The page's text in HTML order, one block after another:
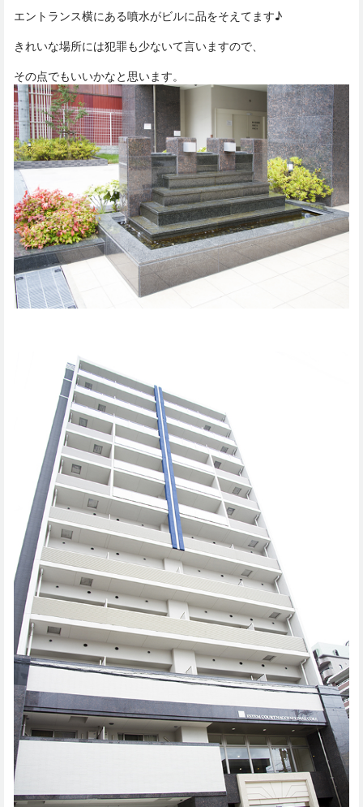
エントランス横にある噴水がビルに品をそえてます♪
きれいな場所には犯罪も少ないて言いますので、
その点でもいいかなと思います。